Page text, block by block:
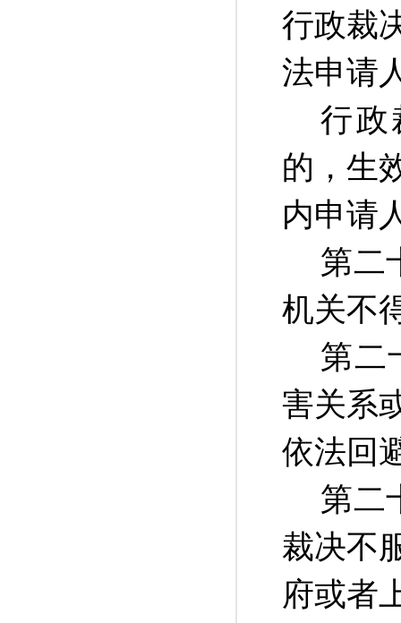
行政裁
法申请
行政
的，生
内申请
第二
机关不
第二
害关系
依法回
第二
裁决不
府或者